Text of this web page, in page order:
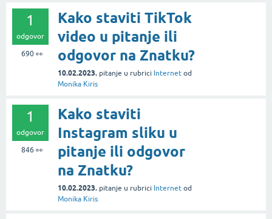
1
odgovor
690👀
Kako staviti TikTok
video u pitanje ili
odgovor na Znatku?
10.02.2023. pitanje u rubrici Internet od
Monika Kiris
1
odgovor
846 👀
Kako staviti
Instagram sliku u
pitanje ili odgovor
na Znatku?
10.02.2023. pitanje u rubrici Internet od
Monika Kiris